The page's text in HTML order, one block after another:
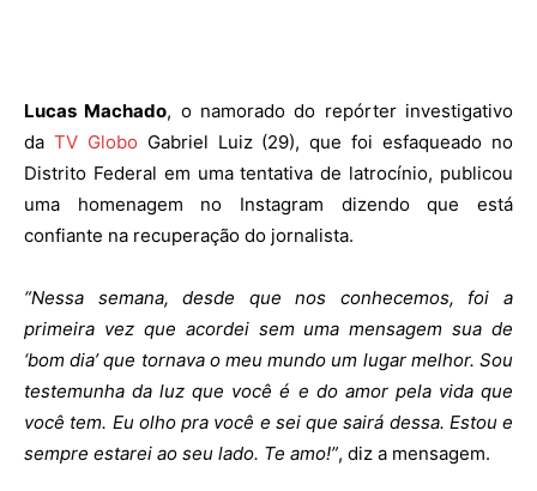
Lucas Machado, o namorado do repórter investigativo
da TV Globo Gabriel Luiz (29), que foi esfaqueado no
Distrito Federal em uma tentativa de latrocínio, publicou
uma homenagem no Instagram dizendo que está
confiante na recuperação do jornalista.
“Nessa semana, desde que nos conhecemos, foi a
primeira vez que acordei sem uma mensagem sua de
‘bom dia’ que tornava o meu mundo um lugar melhor. Sou
testemunha da luz que você é e do amor pela vida que
você tem. Eu olho pra você e sei que sairá dessa. Estou e
sempre estarei ao seu lado. Te amo!”, diz a mensagem.